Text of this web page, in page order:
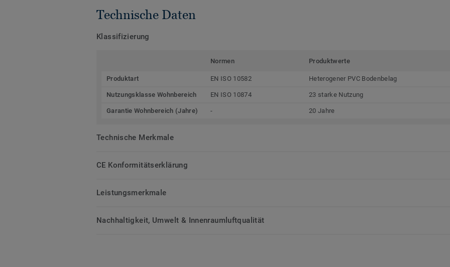
Technische Daten
Klassifizierung
Normen Produktwerte
Produktart EN ISO 10582 Heterogener PVC Bodenbelag
Nutzungsklasse Wohnbereich EN ISO 10874 23 starke Nutzung
Garantie Wohnbereich (Jahre) - 20 Jahre
Technische Merkmale
CE Konformitätserklärung
Leistungsmerkmale
Nachhaltigkeit, Umwelt & Innenraumluftqualität